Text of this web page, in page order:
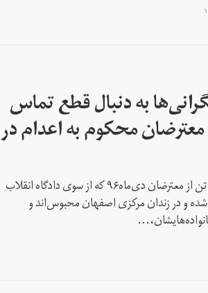
به دنبال قطع تماس
محکوم به اعدام در
با قطع تماس پنج تن از معترضان دی‌ماه۹۶ که از سوی دادگاه انقلاب
و در زندان مرکزی اصفهان محبوس‌اند و